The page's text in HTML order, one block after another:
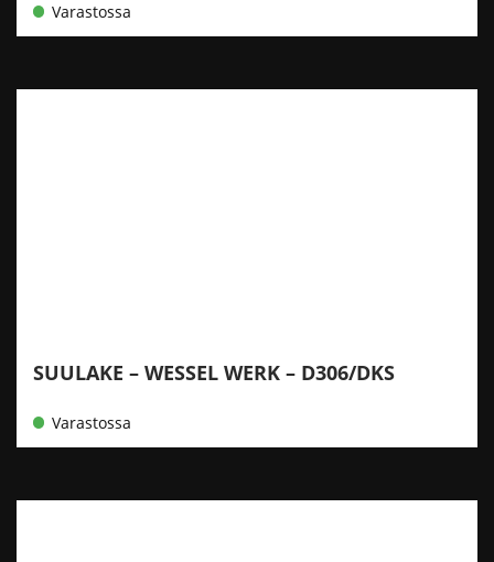
Varastossa
SUULAKE – WESSEL WERK – D306/DKS
Varastossa